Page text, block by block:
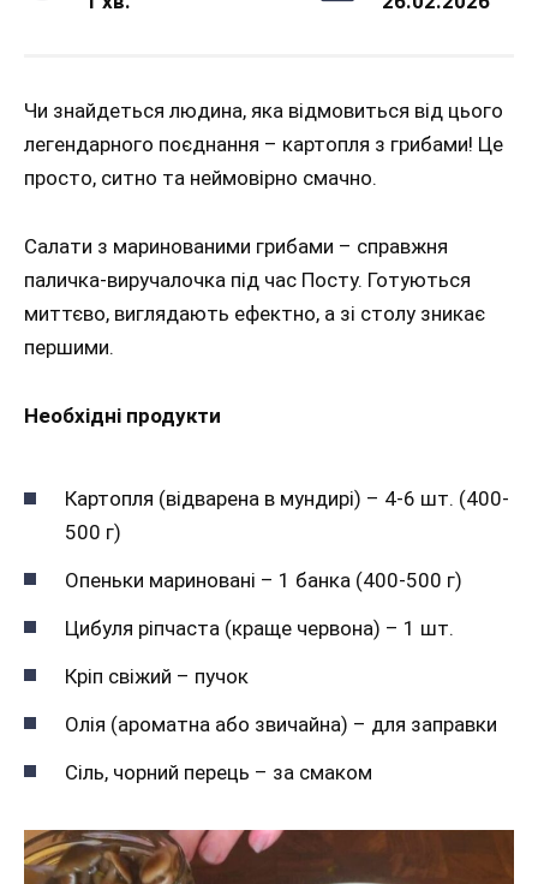
Чи знайдеться людина, яка відмовиться від цього
легендарного поєднання – картопля з грибами! Це
просто, ситно та неймовірно смачно.
Салати з маринованими грибами – справжня
паличка-виручалочка під час Посту. Готуються
миттєво, виглядають ефектно, а зі столу зникає
першими.
Необхідні продукти
Картопля (відварена в мундирі) – 4-6 шт. (400-
500 г)
Опеньки мариновані – 1 банка (400-500 г)
Цибуля ріпчаста (краще червона) – 1 шт.
Кріп свіжий – пучок
Олія (ароматна або звичайна) – для заправки
Сіль, чорний перець – за смаком